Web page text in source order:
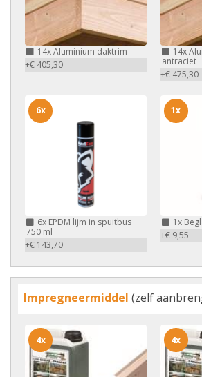
14xAluminium daktrim
+€ 405,30
14x
antraciet
+€ 475,30
6x EPDM lijm in spuitbus
750 ml
+€ 143,70
6x
1x
+€ 9,55
1x
Impregneermiddel (zelf
4x 4x